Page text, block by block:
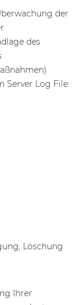
der
des
Server Log File:
Löschung
Ihrer